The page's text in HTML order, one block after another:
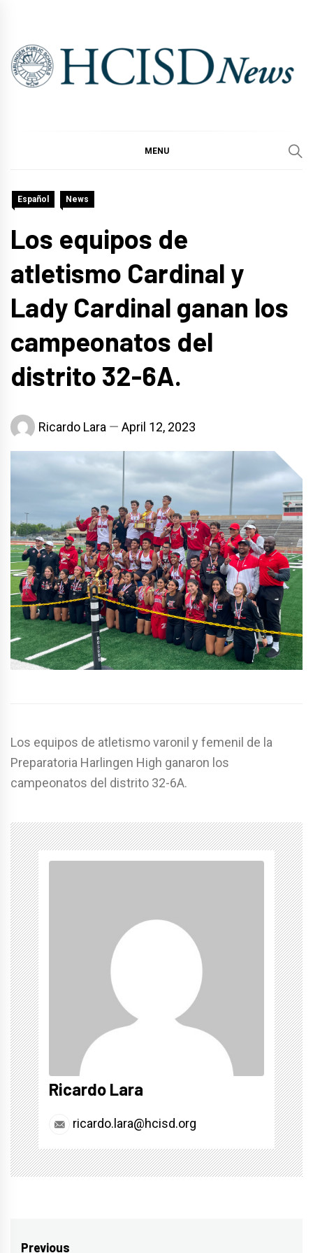
content
MENU
Español News
Los equipos de
atletismo Cardinal y
Lady Cardinal ganan los
campeonatos del
distrito 32-6A.
Ricardo Lara April 12, 2023
Los equipos de atletismo varonil y femenil de la
Preparatoria Harlingen High ganaron los
campeonatos del distrito 32-6A.
Ricardo Lara
ricardo.lara@hcisd.org
Previous